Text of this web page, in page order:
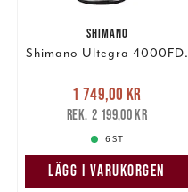
SHIMANO
Shimano Ultegra 4000FD.
Nuvarande pris
1 749,00 krTidigare pris
2 199,00 kr
1 749,00 kr
2 199,00 kr
6 ST
LÄGG I VARUKORGEN